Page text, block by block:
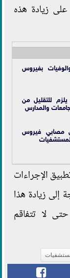
على زيادة هذه
بفيروس
للتقليل من
والمدارس
مصابي فيروس
الإجراءات
إلى زيادة هذا
حتى لا تتفاقم